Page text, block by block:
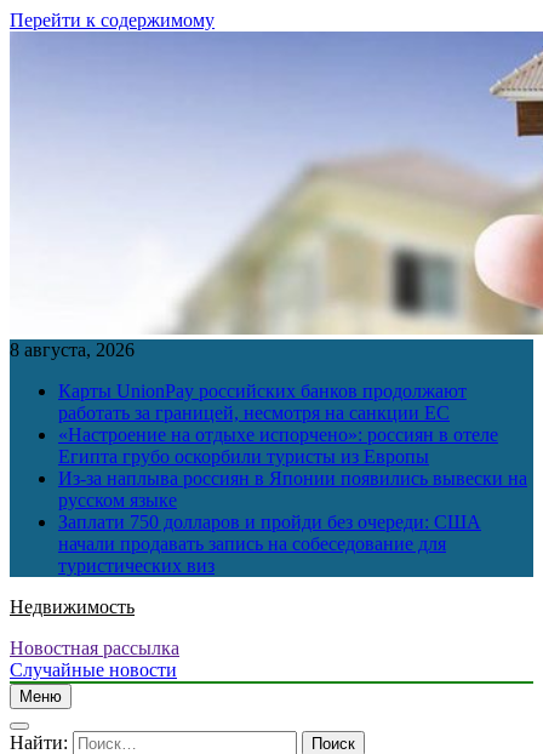
Перейти к содержимому
8 августа, 2026
Карты UnionPay российских банков продолжают
работать за границей, несмотря на санкции ЕС
«Настроение на отдыхе испорчено»: россиян в отеле
Египта грубо оскорбили туристы из Европы
Из-за наплыва россиян в Японии появились вывески на
русском языке
Заплати 750 долларов и пройди без очереди: США
начали продавать запись на собеседование для
туристических виз
Недвижимость
Новостная рассылка
Случайные новости
Меню
Найти: